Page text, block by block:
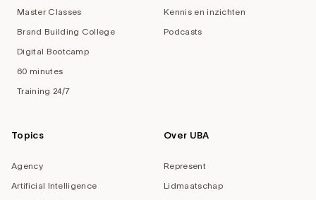
Master Classes
Brand Building College
Digital Bootcamp
60 minutes
Training 24/7
Kennis en inzichten
Podcasts
Topics
Agency
Artificial Intelligence
Over UBA
Represent
Lidmaatschap